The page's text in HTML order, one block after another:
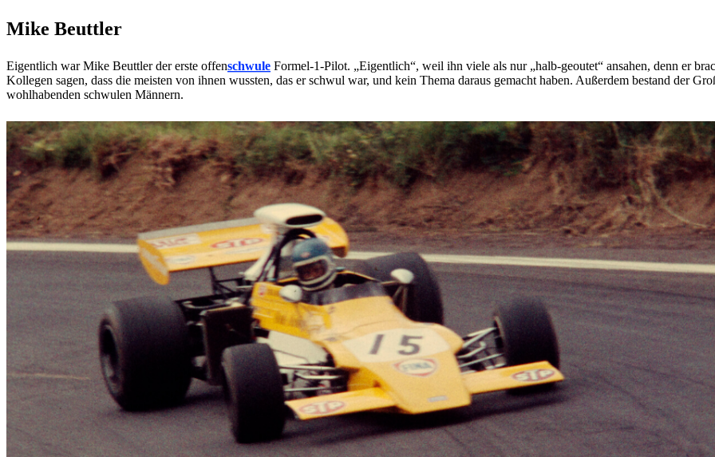
Mike Beuttler
Eigentlich war Mike Beuttler der erste offenschwule Formel-1-Pilot. „Eigentlich“, weil ihn viele als nur „halb-geoutet“ ansahen, denn er
Kollegen sagen, dass die meisten von ihnen wussten, das er schwul war, und kein Thema daraus gemacht haben. Außerdem bestand der
wohlhabenden schwulen Männern.